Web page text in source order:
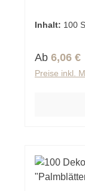
Inhalt: 100
Regulärer
Ab 6,06 €
Preise inkl.